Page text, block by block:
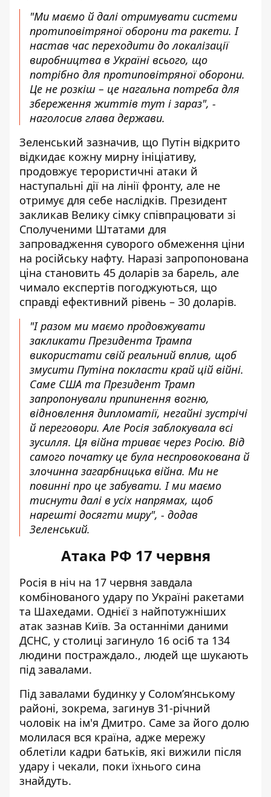
"Ми маємо й далі отримувати системи
протиповітряної оборони та ракети. І
настав час переходити до локалізації
виробництва в Україні всього, що
потрібно для протиповітряної оборони.
Це не розкіш – це нагальна потреба для
збереження життів тут і зараз", -
наголосив глава держави.
Зеленський зазначив, що Путін відкрито
відкидає кожну мирну ініціативу,
продовжує терористичні атаки й
наступальні дії на лінії фронту, але не
отримує для себе наслідків. Президент
закликав Велику сімку співпрацювати зі
Сполученими Штатами для
запровадження суворого обмеження ціни
на російську нафту. Наразі запропонована
ціна становить 45 доларів за барель, але
чимало експертів погоджуються, що
справді ефективний рівень – 30 доларів.
"І разом ми маємо продовжувати
закликати Президента Трампа
використати свій реальний вплив, щоб
змусити Путіна покласти край цій війні.
Саме США та Президент Трамп
запропонували припинення вогню,
відновлення дипломатії, негайні зустрічі
й переговори. Але Росія заблокувала всі
зусилля. Ця війна триває через Росію. Від
самого початку це була неспровокована й
злочинна загарбницька війна. Ми не
повинні про це забувати. І ми маємо
тиснути далі в усіх напрямах, щоб
нарешті досягти миру", - додав
Зеленський.
Атака РФ 17 червня
Росія в ніч на 17 червня завдала
комбінованого удару по Україні ракетами
та Шахедами. Однієї з найпотужніших
атак зазнав Київ. За останніми даними
ДСНС, у столиці загинуло 16 осіб та 134
людини постраждало., людей ще шукають
під завалами.
Під завалами будинку у Соломʼянському
районі, зокрема, загинув 31-річний
чоловік на ім'я Дмитро. Саме за його долю
молилася вся країна, адже мережу
облетіли кадри батьків, які вижили після
удару і чекали, поки їхнього сина
знайдуть.